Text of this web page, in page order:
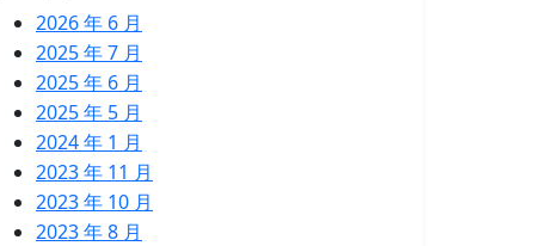
2026 年 6 月
2025 年 7 月
2025 年 6 月
2025 年 5 月
2024 年 1 月
2023 年 11 月
2023 年 10 月
2023 年 8 月